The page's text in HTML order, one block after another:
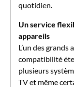
quotidien.
Un service
appareils
L’un des
compatibilité
plusieurs
TV et même